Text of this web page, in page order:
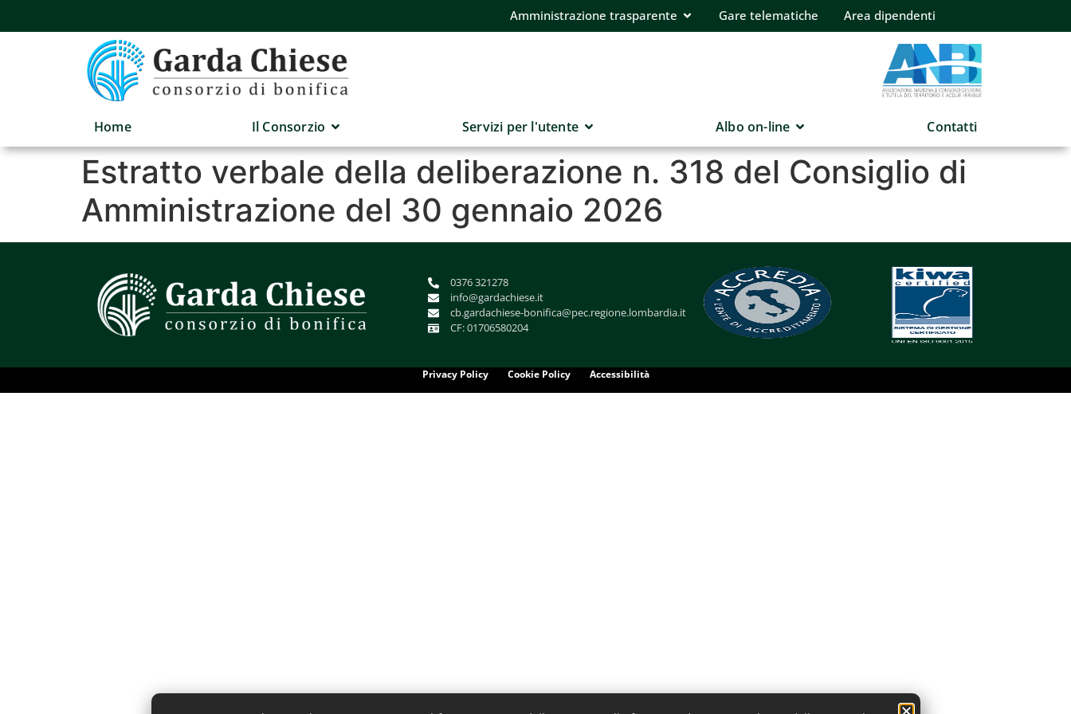
Amministrazione trasparente Gare telematiche Area dipendenti
Home Il Consorzio Servizi per l'utente Albo on-line Contatti
Estratto verbale della deliberazione n. 318 del Consiglio di
Amministrazione del 30 gennaio 2026
0376 321278
info@gardachiese.it
cb.gardachiese-bonifica@pec.regione.lombardia.it
CF: 01706580204
Privacy Policy Cookie Policy Accessibilità